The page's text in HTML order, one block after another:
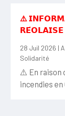
⚠️
𝗥𝗘́𝗢𝗟𝗔𝗜𝗦𝗘
28 Juil 2026 |
Solidarité
⚠️ En raison
incendies